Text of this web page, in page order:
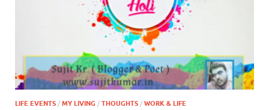
LIFE EVENTS / MY LIVING / THOUGHTS / WORK & LIFE